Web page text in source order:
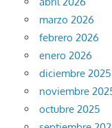
marzo 2026
febrero 2026
enero 2026
diciembre 2025
noviembre
octubre 2025